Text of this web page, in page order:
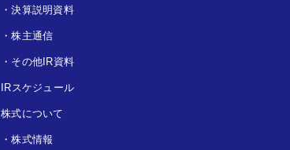
・決算説明資料
・株主通信
・ その他IR資料
IRスケジュール
株式について
・株式情報